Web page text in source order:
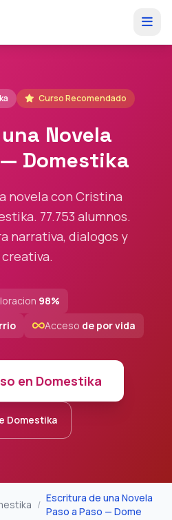
Curso Recomendado
Novela
Domestika
novela con Cristina
77.753 alumnos.
narrativa, dialogos y
98%
Acceso de por vida
en Domestika
Domestika
/
Escritura de una Novela
Paso a Paso — Dome